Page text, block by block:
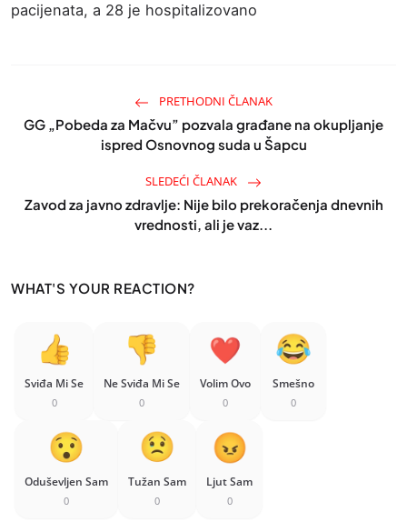
pacijenata, a 28 je hospitalizovano
PRETHODNI ČLANAK
GG „Pobeda za Mačvu” pozvala građane na okupljanje
ispred Osnovnog suda u Šapcu
SLEDEĆI ČLANAK
Zavod za javno zdravlje: Nije bilo prekoračenja dnevnih
vrednosti, ali je vaz...
WHAT'S YOUR REACTION?
Sviđa Mi Se
0
Ne Sviđa Mi Se
0
Volim Ovo
0
Smešno
0
Oduševljen Sam
0
Tužan Sam
0
Ljut Sam
0